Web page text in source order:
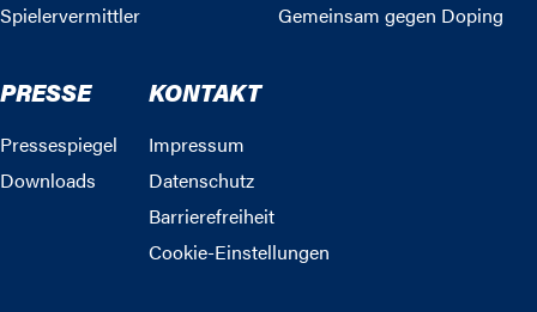
Spielervermittler
Gemeinsam gegen Doping
PRESSE
Pressespiegel
Downloads
KONTAKT
Impressum
Datenschutz
Barrierefreiheit
Cookie-Einstellungen